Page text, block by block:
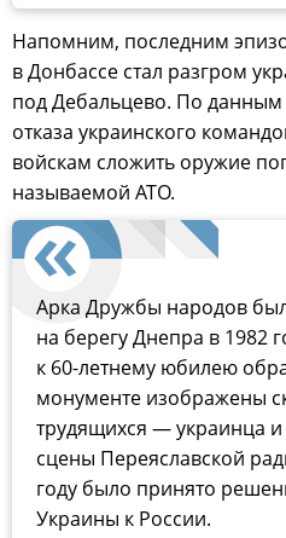
Напомним, последним
в Донбассе стал разгром
под Дебальцево. По данным
отказа украинского
войскам сложить оружие
называемой АТО.
Арка Дружбы народов
на берегу Днепра в 1982
к 60-летнему юбилею
монументе изображены
трудящихся — украинца и
сцены Переяславской
году было принято
Украины к России.